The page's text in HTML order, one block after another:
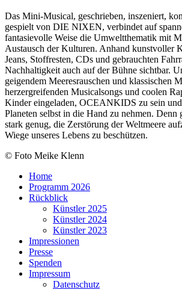
Das Mini-Musical, geschrieben, inszeniert,
gespielt von DIE NIXEN, verbindet auf
fantasievolle Weise die Umweltthematik mit
Austausch der Kulturen. Anhand kunstvoller
Jeans, Stoffresten, CDs und gebrauchten
Nachhaltigkeit auch auf der Bühne sichtbar.
geigendem Meeresrauschen und klassischen
herzergreifenden Musicalsongs und coolen
Kinder eingeladen, OCEANKIDS zu sein
Planeten selbst in die Hand zu nehmen. Denn
stark genug, die Zerstörung der Weltmeere
Wiege unseres Lebens zu beschützen.
© Foto Meike Klenn
Home
Programm 2026
Rückblick
Künstler 2025
Künstler 2024
Künstler 2023
Impressionen
Presse
Spenden
Impressum
Datenschutz